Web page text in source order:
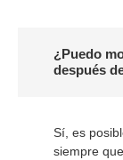
¿Puedo
después
Sí, es
siempre